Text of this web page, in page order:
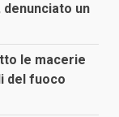
un
le macerie
del fuoco